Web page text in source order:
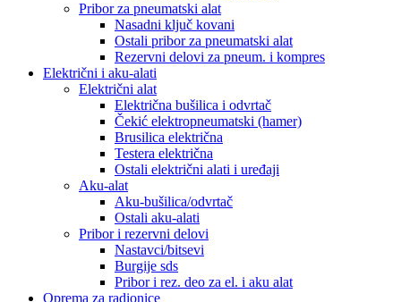
Pribor za pneumatski alat
Nasadni ključ kovani
Ostali pribor za pneumatski alat
Rezervni delovi za pneum. i kompres
Električni i aku-alati
Električni alat
Električna bušilica i odvrtač
Čekić elektropneumatski (hamer)
Brusilica električna
Testera električna
Ostali električni alati i uređaji
Aku-alat
Aku-bušilica/odvrtač
Ostali aku-alati
Pribor i rezervni delovi
Nastavci/bitsevi
Burgije sds
Pribor i rez. deo za el. i aku alat
Oprema za radionice